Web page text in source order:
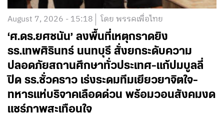
August 7, 2026 - 15:18 โดย พรรคเพื่อไทย
‘ศ.ดร.ยศชนัน’ ลงพื้นที่เหตุกราดยิง
รร.เทพศิรินทร์ นนทบุรี สั่งยกระดับความ
ปลอดภัยสถานศึกษาทั่วประเทศ-แก้ปมบูลลี่
ปิด รร.ชั่วคราว เร่งระดมทีมเยียวยาจิตใจ-
ทหารแห่บริจาคเลือดด่วน พร้อมวอนสังคมงด
แชร์ภาพสะเทือนใจ